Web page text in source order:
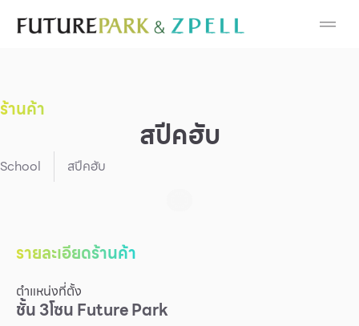
Cosmetic
Fashion
Food
Gold & Jewelry
IT
ร้านค้า
สปีคฮับ
School สปีคฮับ
รายละเอียดร้านค้า
ตำแหน่งที่ตั้ง
ชั้น3โซนFuture Park